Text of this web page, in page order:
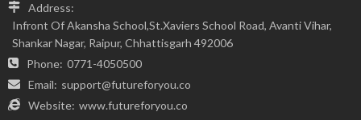
Address:
Infront Of Akansha School,St.Xaviers School Road, Avanti Vihar,
Shankar Nagar, Raipur, Chhattisgarh 492006
Phone: 0771-4050500
Email: support@futureforyou.co
Website: www.futureforyou.co